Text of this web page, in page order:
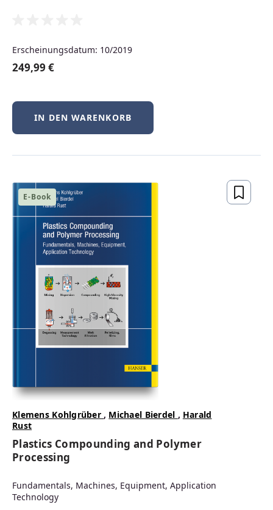
BSD-Praxis kompakt – FreeBSD, NetBSD &
Regulärer Preis:
69,99 € lieferbar
Erscheinungsdatum: 10/2019
249,99 €
IN DEN WARENKORB
E-Book
Klemens Kohlgrüber , Michael Bierdel , Harald
Rust
Plastics Compounding and Polymer
Processing
Fundamentals, Machines, Equipment, Application
Technology